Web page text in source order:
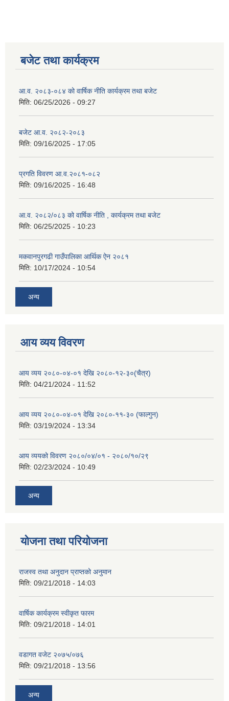
बजेट तथा कार्यक्रम
आ.व. २०८३-०८४ को वार्षिक नीति कार्यक्रम तथा बजेट
मिति: 06/25/2026 - 09:27
बजेट आ.व. २०८२-२०८३
मिति: 09/16/2025 - 17:05
प्रगति विवरण आ.व.२०८१-०८२
मिति: 09/16/2025 - 16:48
आ.व. २०८२/०८३ को वार्षिक नीति , कार्यक्रम तथा बजेट
मिति: 06/25/2025 - 10:23
मकवानपुरगढी गाउँपालिका आर्थिक ‌‌‌ऐन २०८१
मिति: 10/17/2024 - 10:54
अन्य
आय व्यय विवरण
आय व्यय २०८०-०४-०१ देखि २०८०-१२-३०(चैत्र)
मिति: 04/21/2024 - 11:52
आय व्यय २०८०-०४-०१ देखि २०८०-११-३० (फाल्गुन)
मिति: 03/19/2024 - 13:34
आय व्ययको विवरण २०८०/०४/०१ - २०८०/१०/२९
मिति: 02/23/2024 - 10:49
अन्य
योजना तथा परियोजना
राजस्व तथा अनुदान प्राप्तको अनुमान
मिति: 09/21/2018 - 14:03
वार्षिक कार्यक्रम स्वीकृत फारम
मिति: 09/21/2018 - 14:01
वडागत वजेट २०७५/०७६
मिति: 09/21/2018 - 13:56
अन्य